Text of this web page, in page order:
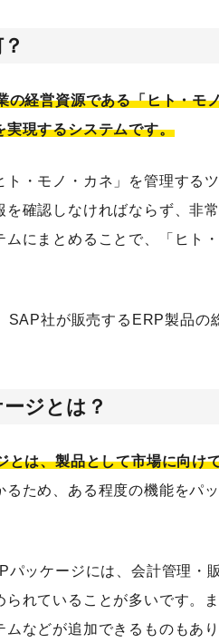
の経営資源である「ヒト・モ
実現するシステムです。
ト・モノ・カネ」を管理する
を確認しなければならず、非
ムにまとめることで、「ヒト
SAP社が販売するERP製品の
ジとは？
とは、製品として市場に向け
るため、ある程度の機能をパ
パッケージには、会計管理・
られていることが多いです。
ムなどが追加できるものもあり